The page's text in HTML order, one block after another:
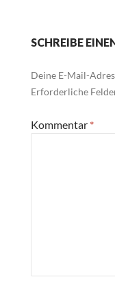
SCHREIBE
Deine E-Mail-
Erforderliche
Kommentar *